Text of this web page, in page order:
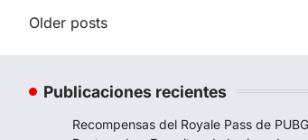
Posts
navigation
Older posts
Publicaciones recientes
Recompensas del Royale Pass de